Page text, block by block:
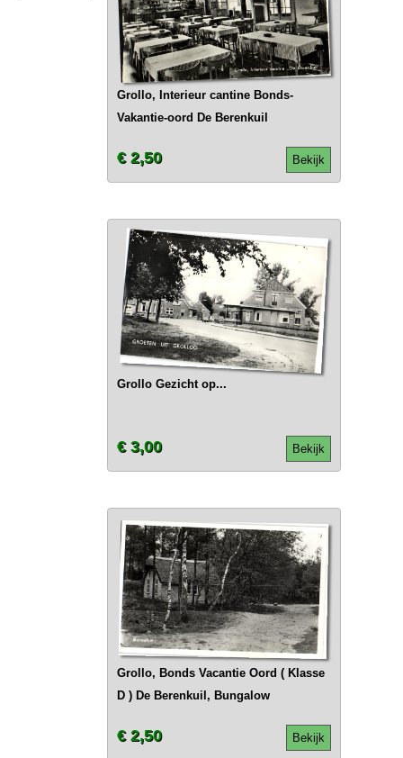
Grollo, Interieur cantine Bonds-
Vakantie-oord De Berenkuil
Bekijk
€ 2,50
Grollo Gezicht op...
Bekijk
€ 3,00
Grollo, Bonds Vacantie Oord ( Klasse
D ) De Berenkuil, Bungalow
Bekijk
€ 2,50